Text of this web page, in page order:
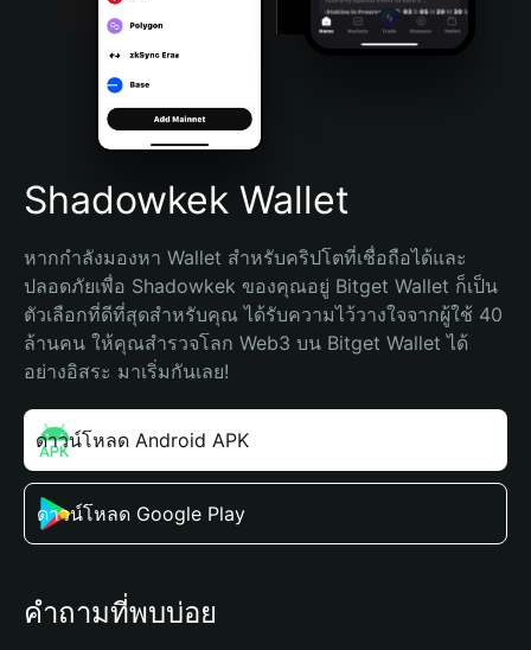
Português (Brasil)
Español (Argentina)
Shadowkek Wallet
หากกำลังมองหา Wallet สำหรับคริปโตที่เชื่อถือได้และ
ปลอดภัยเพื่อ Shadowkek ของคุณอยู่ Bitget Wallet ก็เป็น
ตัวเลือกที่ดีที่สุดสำหรับคุณ ได้รับความไว้วางใจจากผู้ใช้ 40
ล้านคน ให้คุณสำรวจโลก Web3 บน Bitget Wallet ได้
อย่างอิสระ มาเริ่มกันเลย!
ดาวน์โหลด Android APK
ดาวน์โหลด Google Play
คำถามที่พบบ่อย